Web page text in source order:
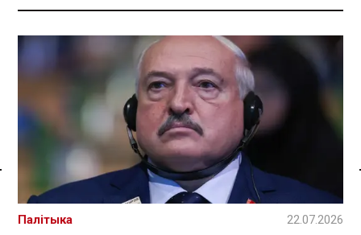
Спасылка без VPN
Палітыка 22.07.2026